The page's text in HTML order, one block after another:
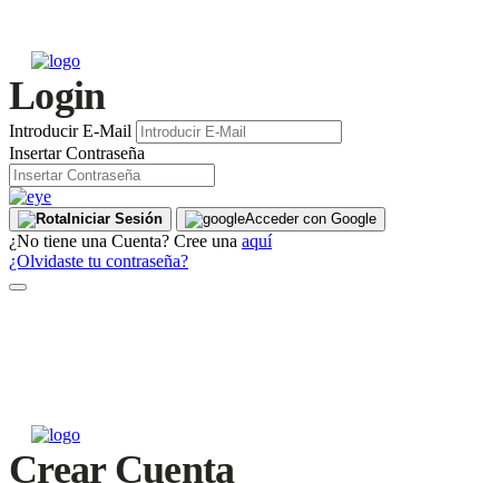
Login
Introducir E-Mail
Insertar Contraseña
Iniciar Sesión Acceder con Google
¿No tiene una Cuenta? Cree una aquí
¿Olvidaste tu contraseña?
Crear Cuenta